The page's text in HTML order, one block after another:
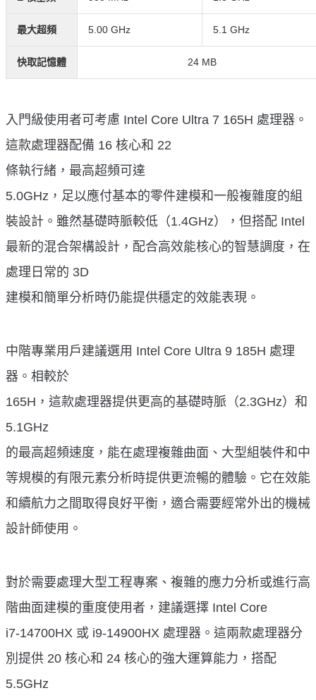
最大超頻 5.00 GHz 5.1 GHz
快取記憶體 24 MB
入門級使用者可考慮 Intel Core Ultra 7 165H 處理器。
這款處理器配備 16 核心和 22
條執行緒，最高超頻可達
5.0GHz，足以應付基本的零件建模和一般複雜度的組
裝設計。雖然基礎時脈較低（1.4GHz），但搭配 Intel
最新的混合架構設計，配合高效能核心的智慧調度，在
處理日常的 3D
建模和簡單分析時仍能提供穩定的效能表現。
中階專業用戶建議選用 Intel Core Ultra 9 185H 處理
器。相較於
165H，這款處理器提供更高的基礎時脈（2.3GHz）和
5.1GHz
的最高超頻速度，能在處理複雜曲面、大型組裝件和中
等規模的有限元素分析時提供更流暢的體驗。它在效能
和續航力之間取得良好平衡，適合需要經常外出的機械
設計師使用。
對於需要處理大型工程專案、複雜的應力分析或進行高
階曲面建模的重度使用者，建議選擇 Intel Core
i7-14700HX 或 i9-14900HX 處理器。這兩款處理器分
別提供 20 核心和 24 核心的強大運算能力，搭配
5.5GHz